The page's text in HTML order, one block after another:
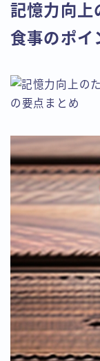
記憶力向上
食事のポイ